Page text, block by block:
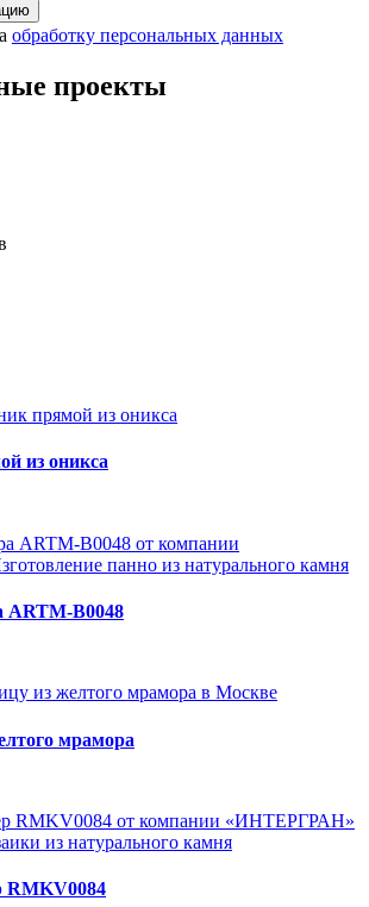
обработку персональных данных
проекты
из оникса
ARTM-B0048
мрамора
RMKV0084